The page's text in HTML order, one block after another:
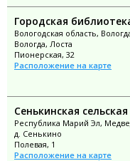
Городская
Вологодская область,
Вологда, Лоста
Пионерская, 32
Расположение на карте
Сенькинская
Республика Марий Эл,
д. Сенькино
Полевая, 1
Расположение на карте